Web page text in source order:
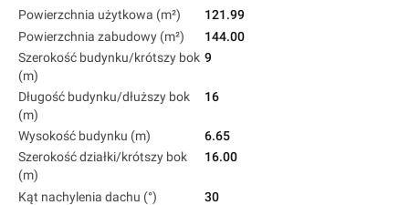
Powierzchnia użytkowa (m²)
121.99
Powierzchnia zabudowy (m²)
144.00
Szerokość budynku/krótszy bok
(m)
9
Długość budynku/dłuższy bok
(m)
16
Wysokość budynku (m)
6.65
Szerokość działki/krótszy bok
(m)
16.00
Kąt nachylenia dachu (°)
30